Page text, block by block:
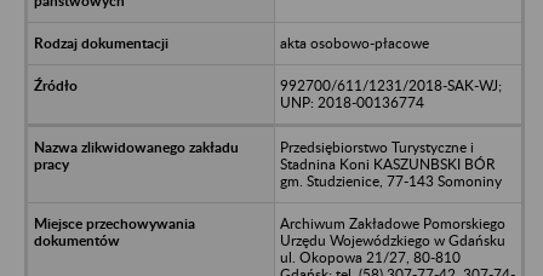
akta osobowo-płacowe
992700/611/1231/2018-SAK-WJ;
UNP: 2018-00136774
Przedsiębiorstwo Turystyczne i
Stadnina Koni KASZUNBSKI BÓR
gm. Studzienice, 77-143 Somoniny
Archiwum Zakładowe Pomorskiego
Urzędu Wojewódzkiego w Gdańsku
ul. Okopowa 21/27, 80-810